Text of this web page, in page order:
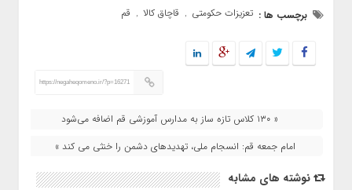
برچسب ها : تعزیزات حکومتی , قاچاق کالا , قم
https://negaheqomeno.ir/?p=16271
« ۱۳۰ کلاس تازه ساز به مدارس آموزشی قم اضافه می‌شود
امام جمعه قم: انسجام ملی، تهدیدهای دشمن را خنثی می کند »
نوشته های مشابه